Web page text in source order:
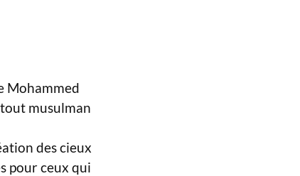
Mohammed
musulman
des cieux
pour ceux qui